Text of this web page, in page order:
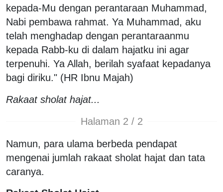
kepada-Mu dengan perantaraan Muhammad,
Nabi pembawa rahmat. Ya Muhammad, aku
telah menghadap dengan perantaraanmu
kepada Rabb-ku di dalam hajatku ini agar
terpenuhi. Ya Allah, berilah syafaat kepadanya
bagi diriku." (HR Ibnu Majah)
Rakaat sholat hajat...
Halaman 2 / 2
Namun, para ulama berbeda pendapat
mengenai jumlah rakaat sholat hajat dan tata
caranya.